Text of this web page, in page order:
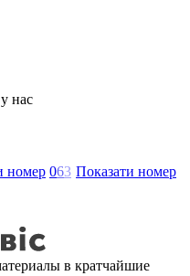
нас
номер 063 Показати номер
в кратчайшие